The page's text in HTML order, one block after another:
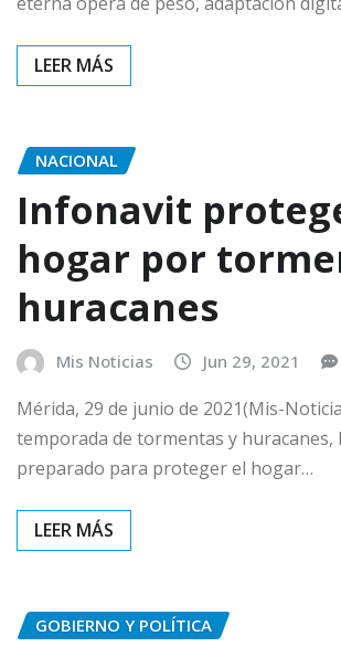
NACIONAL
Infonavit
hogar por
huracanes
Mis Noticias Jun 29, 2021
Mérida, 29 de junio de 2021(Mis-
temporada de tormentas y huracanes,
preparado para proteger el hogar…
GOBIERNO Y POLÍTICA